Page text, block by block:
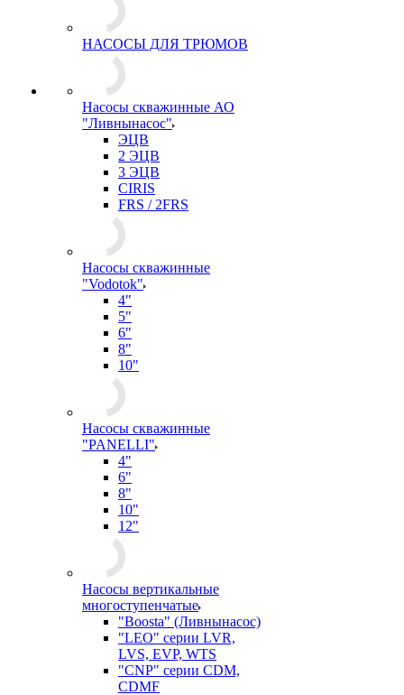
НАСОСЫ ДЛЯ ТРЮМОВ
Насосы скважинные АО
"Ливнынасос"
ЭЦВ
2 ЭЦВ
3 ЭЦВ
CIRIS
FRS / 2FRS
Насосы скважинные
"Vodotok"
4"
5"
6"
8"
10"
Насосы скважинные
"PANELLI"
4"
6"
8"
10"
12"
Насосы вертикальные
многоступенчатые
"Boosta" (Ливнынасос)
"LEO" серии LVR,
LVS, EVP, WTS
"CNP" серии CDM,
CDMF